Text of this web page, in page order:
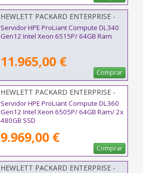
HEWLETT PACKARD ENTERPRISE -
P87741-425
Servidor HPE ProLiant Compute DL340
Gen12 Intel Xeon 6515P/ 64GB Ram
11.965,00 €
Comprar
HEWLETT PACKARD ENTERPRISE -
P89233-425
Servidor HPE ProLiant Compute DL360
Gen12 Intel Xeon 6505P/ 64GB Ram/ 2x
480GB SSD
9.969,00 €
Comprar
HEWLETT PACKARD ENTERPRISE -